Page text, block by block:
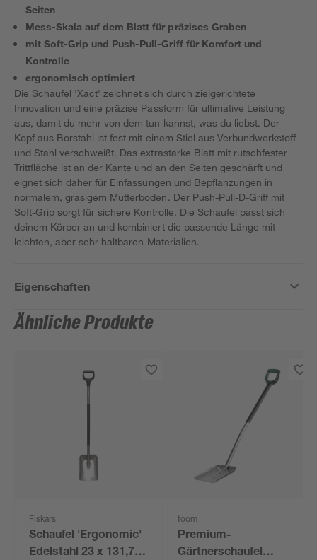
Seiten
Mess-Skala auf dem Blatt für präzises Graben
mit Soft-Grip und Push-Pull-Griff für Komfort und
Kontrolle
ergonomisch optimiert
Die Schaufel 'Xact' zeichnet sich durch zielgerichtete
Innovation und eine präzise Passform für ultimative Leistung
aus, damit du mehr von dem tun kannst, was du liebst. Der
Kopf aus Borstahl ist fest mit einem Stiel aus Verbundwerkstoff
und Stahl verschweißt. Das extrastarke Blatt mit rutschfester
Trittfläche ist an der Kante und an den Seiten geschärft und
eignet sich daher für Einfassungen und Bepflanzungen in
normalem, grasigem Mutterboden. Der Push-Pull-D-Griff mit
Soft-Grip sorgt für sichere Kontrolle. Die Schaufel passt sich
deinem Körper an und kombiniert die passende Länge mit
leichten, aber sehr haltbaren Materialien.
Eigenschaften
Ähnliche Produkte
Fiskars
Schaufel 'Ergonomic'
Edelstahl 23 x 131,7
toom
Premium-
Gärtnerschaufel